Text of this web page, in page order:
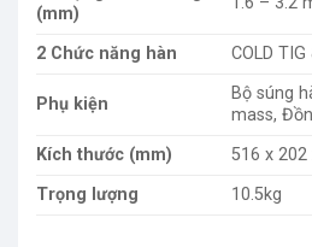
(mm)
2 Chức năng hàn COLD TIG
Phụ kiện
Bộ súng
mass,
Kích thước (mm)
516 x
Trọng lượng
10.5kg